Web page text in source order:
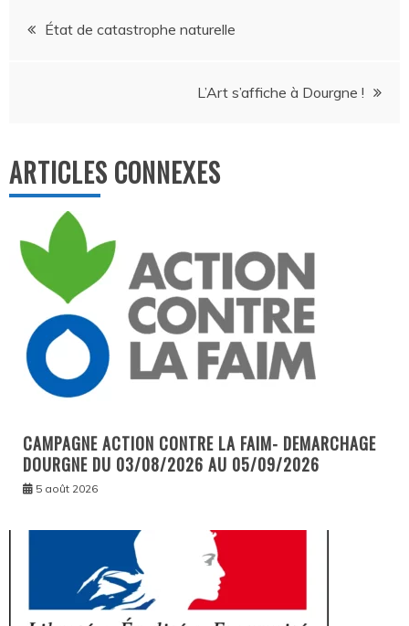
Navigation
État de catastrophe naturelle
L’Art s’affiche à Dourgne !
ARTICLES CONNEXES
CAMPAGNE ACTION CONTRE LA FAIM- DEMARCHAGE
DOURGNE DU 03/08/2026 AU 05/09/2026
5 août 2026